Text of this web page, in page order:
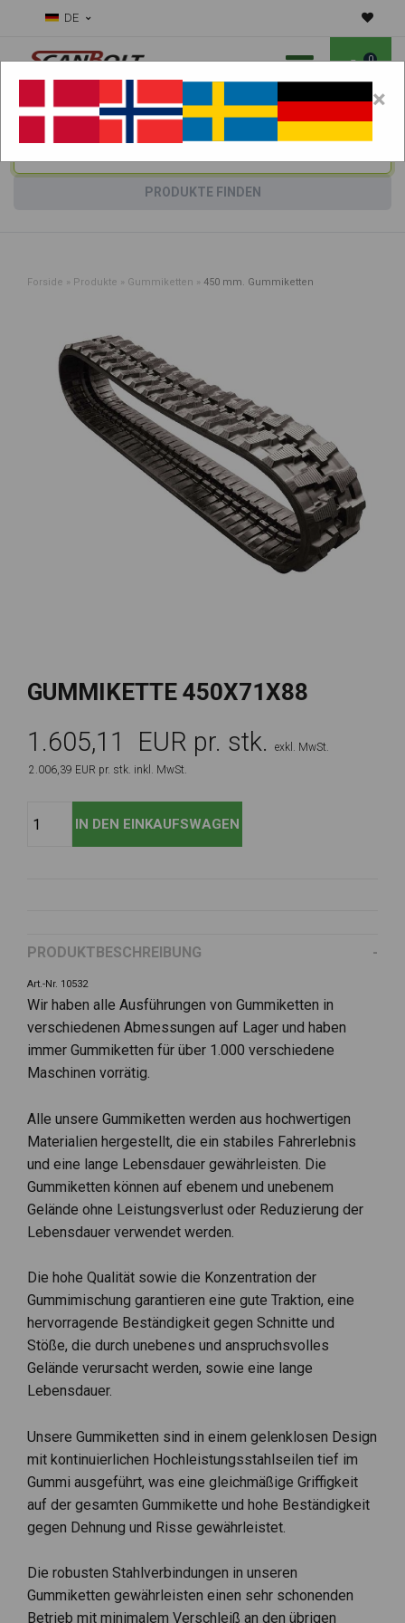
DE
0
Benötigen Sie Hilfe bei Verschleißteilen?Maschine wählen:
PRODUKTE FINDEN
Forside » Produkte » Gummiketten » 450 mm. Gummiketten
GUMMIKETTE 450X71X88
1.605,11 EUR pr. stk.
exkl. MwSt.
2.006,39 EUR pr. stk. inkl. MwSt.
PRODUKTBESCHREIBUNG
Art.-Nr. 10532
Wir haben alle Ausführungen von Gummiketten in
verschiedenen Abmessungen auf Lager und haben
immer Gummiketten für über 1.000 verschiedene
Maschinen vorrätig.
Alle unsere Gummiketten werden aus hochwertigen
Materialien hergestellt, die ein stabiles Fahrerlebnis
und eine lange Lebensdauer gewährleisten. Die
Gummiketten können auf ebenem und unebenem
Gelände ohne Leistungsverlust oder Reduzierung der
Lebensdauer verwendet werden.
Die hohe Qualität sowie die Konzentration der
Gummimischung garantieren eine gute Traktion, eine
hervorragende Beständigkeit gegen Schnitte und
Stöße, die durch unebenes und anspruchsvolles
Gelände verursacht werden, sowie eine lange
Lebensdauer.
Unsere Gummiketten sind in einem gelenklosen Design
mit kontinuierlichen Hochleistungsstahlseilen tief im
Gummi ausgeführt, was eine gleichmäßige Griffigkeit
auf der gesamten Gummikette und hohe Beständigkeit
gegen Dehnung und Risse gewährleistet.
Die robusten Stahlverbindungen in unseren
Gummiketten gewährleisten einen sehr schonenden
Betrieb mit minimalem Verschleiß an den übrigen
×